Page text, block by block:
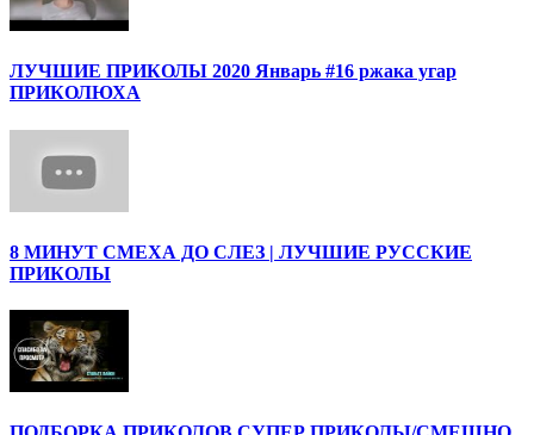
ЛУЧШИЕ ПРИКОЛЫ 2020 Январь #16 ржака угар
ПРИКОЛЮХА
8 МИНУТ СМЕХА ДО СЛЕЗ | ЛУЧШИЕ РУССКИЕ
ПРИКОЛЫ